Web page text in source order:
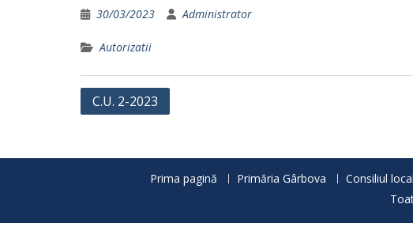
30/03/2023 Administrator
Autorizatii
Navigare
C.U. 2-2023
Prima pagină Primăria Gârbova Consiliul local